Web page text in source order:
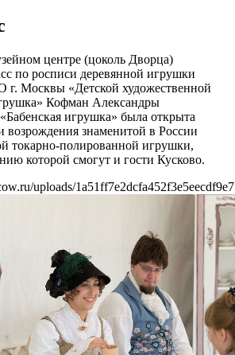
центре (цоколь Дворца)
по росписи деревянной игрушки
г. Москвы «Детской художественной
Кофман Александры
игрушка» была открыта
возрождения знаменитой в России
токарно-полированной игрушки,
которой смогут и гости Кусково.
uploads/